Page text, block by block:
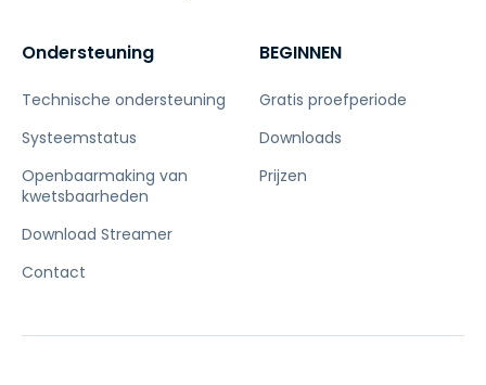
Ondersteuning
Technische ondersteuning
Systeemstatus
Openbaarmaking van
kwetsbaarheden
Download Streamer
Contact
BEGINNEN
Gratis proefperiode
Downloads
Prijzen